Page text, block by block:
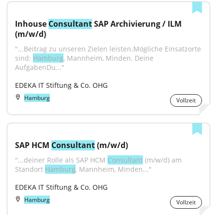
Inhouse Consultant SAP Archivierung / ILM
(m/w/d)
"...Beitrag zu unseren Zielen leisten.Mögliche Einsatzorte
sind: Hamburg, Mannheim, Minden. Deine
AufgabenDu..."
EDEKA IT Stiftung & Co. OHG
Hamburg Vollzeit
SAP HCM Consultant (m/w/d)
"...deiner Rolle als SAP HCM Consultant (m/w/d) am
Standort Hamburg, Mannheim, Minden..."
EDEKA IT Stiftung & Co. OHG
Hamburg Vollzeit